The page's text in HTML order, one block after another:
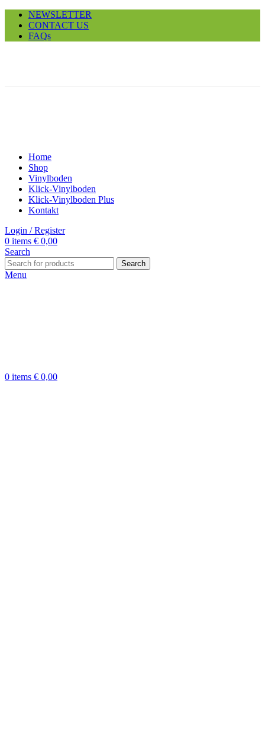
NEWSLETTER
CONTACT US
FAQs
Home
Shop
Vinylboden
Klick-Vinylboden
Klick-Vinylboden Plus
Kontakt
Login / Register
0 items € 0,00
Search
Search
Menu
0 items € 0,00
Click to enlarge